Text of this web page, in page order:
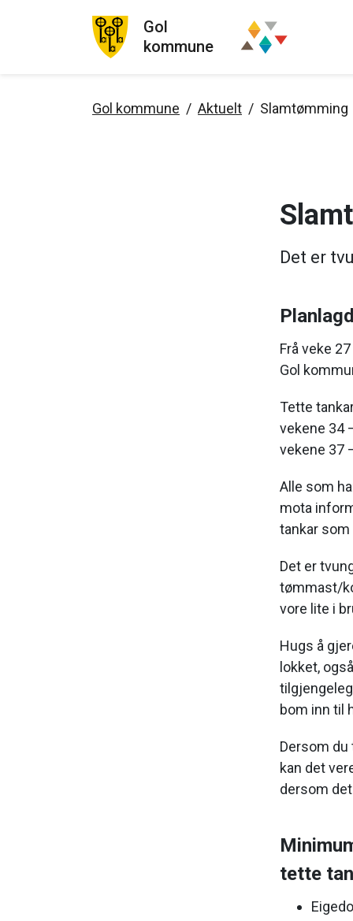
Gol
kommune
Gol kommune Aktuelt Slamtømming
Det er
Frå veke
Gol
Tette
vekene 34
vekene 37
Alle som
mota
tankar
Det er
tømmast/
vore lite i
Hugs å
lokket,
bom inn til
Dersom du
kan det
dersom
tette